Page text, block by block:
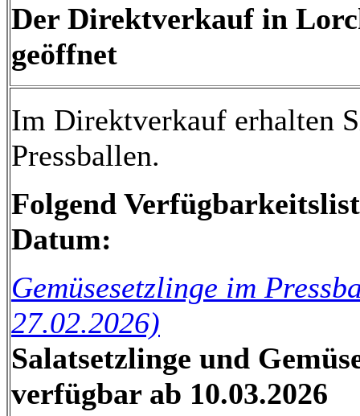
Der Direktverkauf in
geöffnet
Im Direktverkauf erhalten
Pressballen.
Folgend
Datum:
Gemüsesetzlinge im
27.02.2026)
Salatsetzlinge und
verfügbar ab 10.03.2026